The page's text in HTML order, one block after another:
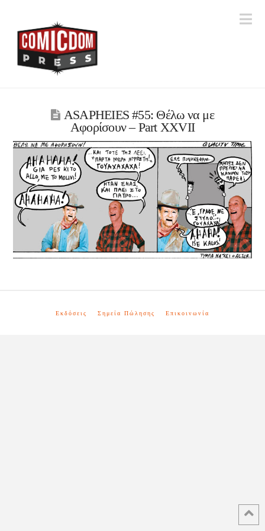
ASAPHEIES #55: Θέλω να με
Αφορίσουν – Part XXVIΙ
Εκδόσεις Σημεία Πώλησης Επικοινωνία